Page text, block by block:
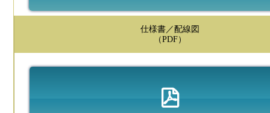
仕様書／配線図
（PDF）